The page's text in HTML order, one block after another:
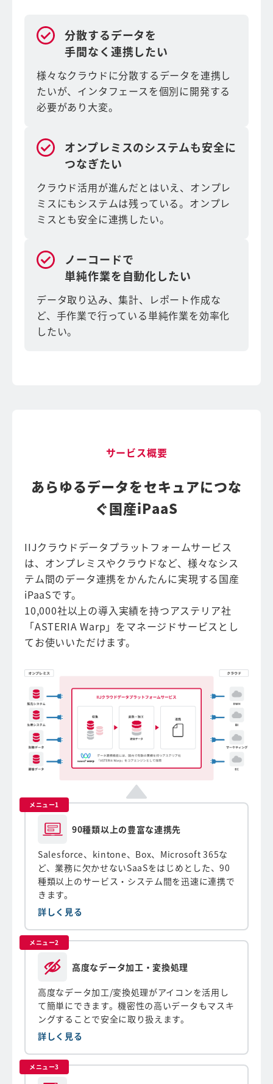
分散するデータを
手間なく連携したい
様々なクラウドに分散するデータを連携し
たいが、インタフェースを個別に開発する
必要があり大変。
オンプレミスのシステムも安全に
つなぎたい
クラウド活用が進んだとはいえ、オンプレ
ミスにもシステムは残っている。オンプレ
ミスとも安全に連携したい。
ノーコードで
単純作業を自動化したい
データ取り込み、集計、レポート作成な
ど、手作業で行っている単純作業を効率化
したい。
サービス概要
あらゆるデータをセキュアにつな
ぐ国産iPaaS
IIJクラウドデータプラットフォームサービス
は、オンプレミスやクラウドなど、様々なシス
テム間のデータ連携をかんたんに実現する国産
iPaaSです。
10,000社以上の導入実績を持つアステリア社
「ASTERIA Warp」をマネージドサービスとし
てお使いいただけます。
メニュー1
90種類以上の豊富な連携先
Salesforce、kintone、Box、Microsoft 365な
ど、業務に欠かせないSaaSをはじめとした、90
種類以上のサービス・システム間を迅速に連携で
きます。
詳しく見る
メニュー2
高度なデータ加工・変換処理
高度なデータ加工/変換処理がアイコンを活用し
て簡単にできます。機密性の高いデータもマスキ
ングすることで安全に取り扱えます。
詳しく見る
メニュー3